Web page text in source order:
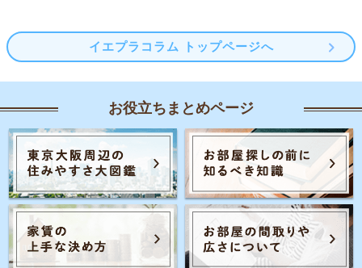
イエプラコラム トップページへ
お役立ちまとめページ